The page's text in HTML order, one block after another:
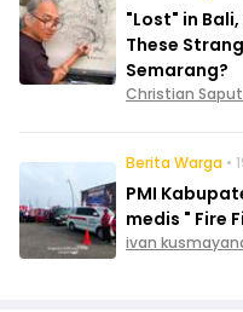
"Lost" in
These
Semarang?
Christian
Berita Warga •
PMI
medis " Fire
ivan